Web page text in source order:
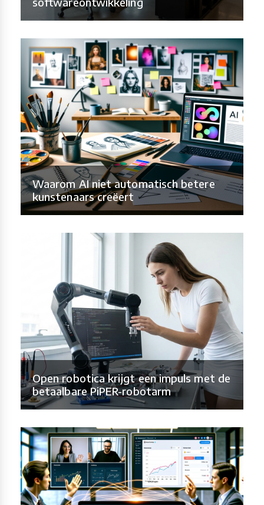
Waarom AI niet automatisch betere
kunstenaars creëert
Open robotica krijgt een impuls met de
betaalbare PiPER-robotarm